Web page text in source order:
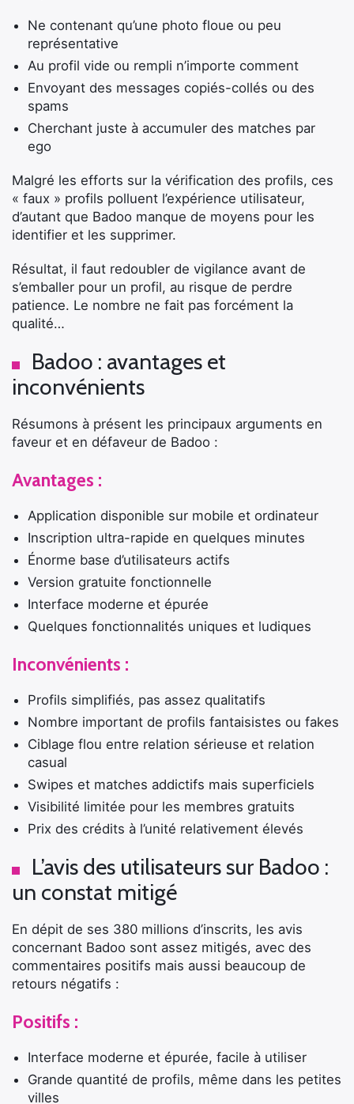
Ne contenant qu’une photo floue ou peu
représentative
Au profil vide ou rempli n’importe comment
Envoyant des messages copiés-collés ou des
spams
Cherchant juste à accumuler des matches par
ego
Malgré les efforts sur la vérification des profils, ces
« faux » profils polluent l’expérience utilisateur,
d’autant que Badoo manque de moyens pour les
identifier et les supprimer.
Résultat, il faut redoubler de vigilance avant de
s’emballer pour un profil, au risque de perdre
patience. Le nombre ne fait pas forcément la
qualité…
Badoo : avantages et
inconvénients
Résumons à présent les principaux arguments en
faveur et en défaveur de Badoo :
Avantages :
Application disponible sur mobile et ordinateur
Inscription ultra-rapide en quelques minutes
Énorme base d’utilisateurs actifs
Version gratuite fonctionnelle
Interface moderne et épurée
Quelques fonctionnalités uniques et ludiques
Inconvénients :
Profils simplifiés, pas assez qualitatifs
Nombre important de profils fantaisistes ou fakes
Ciblage flou entre relation sérieuse et relation
casual
Swipes et matches addictifs mais superficiels
Visibilité limitée pour les membres gratuits
Prix des crédits à l’unité relativement élevés
L’avis des utilisateurs sur Badoo :
un constat mitigé
En dépit de ses 380 millions d’inscrits, les avis
concernant Badoo sont assez mitigés, avec des
commentaires positifs mais aussi beaucoup de
retours négatifs :
Positifs :
Interface moderne et épurée, facile à utiliser
Grande quantité de profils, même dans les petites
villes